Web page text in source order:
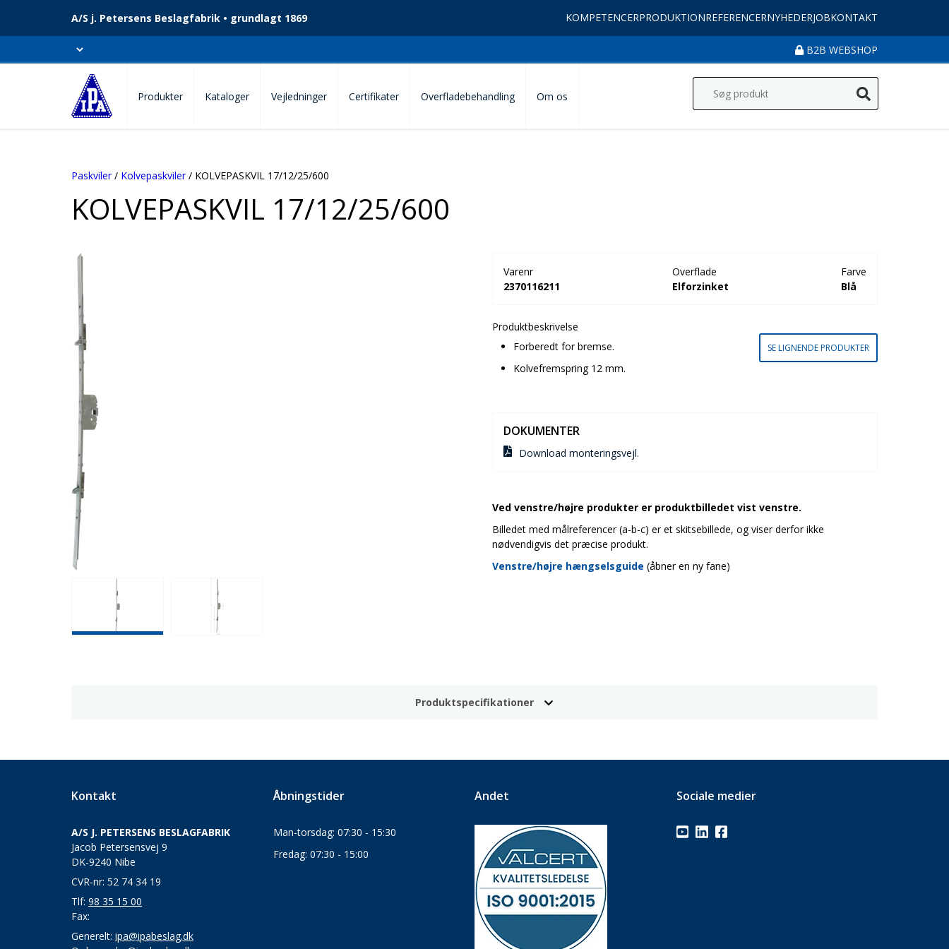
A/S j. Petersens Beslagfabrik • grundlagt 1869 KOMPETENCERPRODUKTIONREFERENCERNYHEDERJOBKONTAKT
B2B WEBSHOP
Produkter Kataloger Vejledninger Certifikater Overfladebehandling Om os
Paskviler/ Kolvepaskviler/ KOLVEPASKVIL 17/12/25/600
KOLVEPASKVIL 17/12/25/600
Varenr
2370116211
Overflade
Elforzinket
Farve
Blå
Produktbeskrivelse
Forberedt for bremse.
Kolvefremspring 12 mm.
SE LIGNENDE PRODUKTER
DOKUMENTER
Download monteringsvejl.
Ved venstre/højre produkter er produktbilledet vist venstre.
Billedet med målreferencer (a-b-c) er et skitsebillede, og viser derfor ikke
nødvendigvis det præcise produkt.
Venstre/højre hængselsguide (åbner en ny fane)
Produktspecifikationer
Kontakt
A/S J. PETERSENS BESLAGFABRIK
Jacob Petersensvej 9
DK-9240 Nibe
CVR-nr: 52 74 34 19
Tlf: 98 35 15 00
Fax:
Generelt: ipa@ipabeslag.dk
Åbningstider
Man-torsdag: 07:30 - 15:30
Fredag: 07:30 - 15:00
Andet Sociale medier